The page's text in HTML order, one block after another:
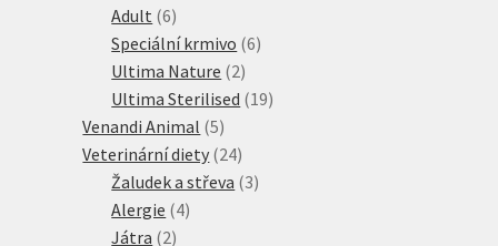
produktů
Adult 66
produktů
Speciální krmivo 66
Ultima Nature 22
produkty
Ultima Sterilised 1919
Venandi Animal 55
produktů
Veterinární diety 2424
produktů
Žaludek a střeva 33
Alergie 44
Játra 22